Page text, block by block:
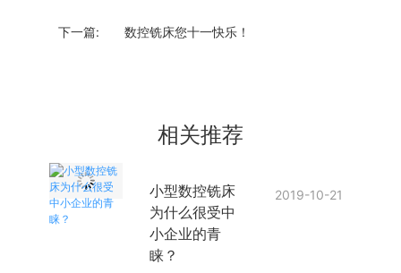
下一篇: 数控铣床您十一快乐！
相关推荐
小型数控铣床
为什么很受中
小企业的青
睐？
2019-10-21